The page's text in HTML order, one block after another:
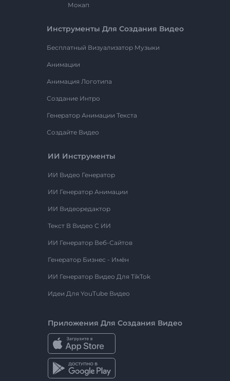
Мокап
Инструменты Для Создания Видео
Бесплатный Визуализатор Музыки
Анимации
Анимация Логотипа
Создание Интро
Генератор Анимации Текста
Создайте Видео
ИИ Инструменты
ИИ Видео Генератор
ИИ Генератор Анимации
ИИ Видеоредактор
Текст В Видео С ИИ
ИИ Генератор Веб-Сайтов
Генератор Бизнес - Имён
ИИ Генератор Видео Для TikTok
Идеи Для YouTube Видео
Приложения Для Создания Видео